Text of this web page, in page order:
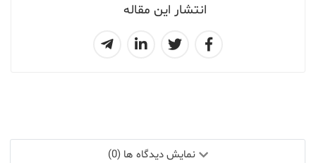
انتشار این مقاله
نمایش دیدگاه ها (0)